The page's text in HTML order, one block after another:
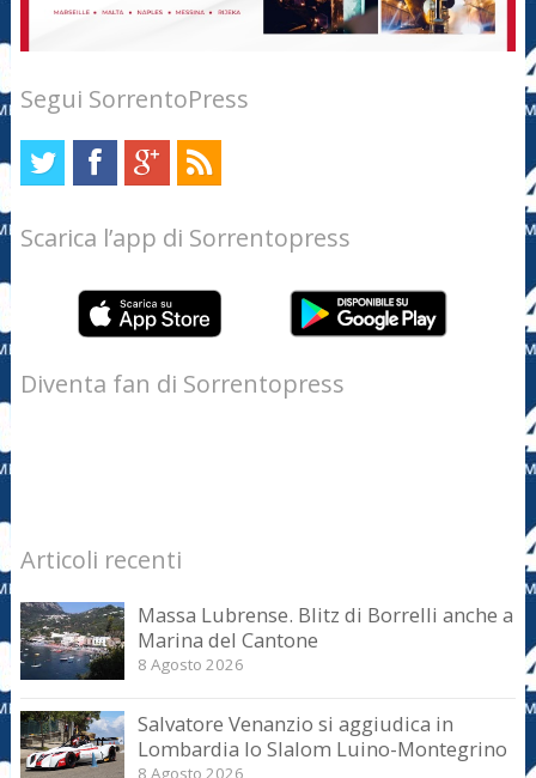
Segui SorrentoPress
Scarica l’app di Sorrentopress
Diventa fan di Sorrentopress
Articoli recenti
Massa Lubrense. Blitz di Borrelli anche a
Marina del Cantone
8 Agosto 2026
Salvatore Venanzio si aggiudica in
Lombardia lo Slalom Luino-Montegrino
8 Agosto 2026